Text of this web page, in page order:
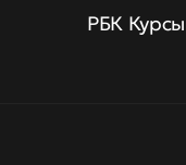
РБК Курсы